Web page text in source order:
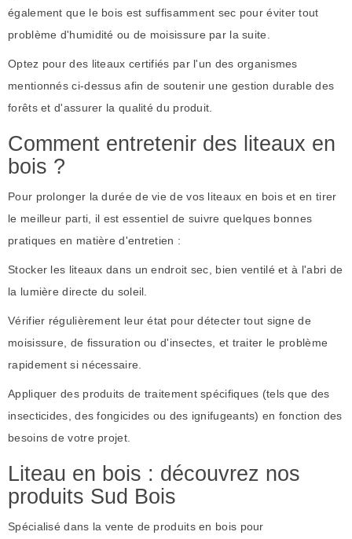
également que le bois est suffisamment sec pour éviter tout
problème d'humidité ou de moisissure par la suite.
Optez pour des liteaux certifiés par l'un des organismes
mentionnés ci-dessus afin de soutenir une gestion durable des
forêts et d'assurer la qualité du produit.
Comment entretenir des liteaux en
bois ?
Pour prolonger la durée de vie de vos liteaux en bois et en tirer
le meilleur parti, il est essentiel de suivre quelques bonnes
pratiques en matière d'entretien :
Stocker les liteaux dans un endroit sec, bien ventilé et à l'abri de
la lumière directe du soleil.
Vérifier régulièrement leur état pour détecter tout signe de
moisissure, de fissuration ou d'insectes, et traiter le problème
rapidement si nécessaire.
Appliquer des produits de traitement spécifiques (tels que des
insecticides, des fongicides ou des ignifugeants) en fonction des
besoins de votre projet.
Liteau en bois : découvrez nos
produits Sud Bois
Spécialisé dans la vente de produits en bois pour